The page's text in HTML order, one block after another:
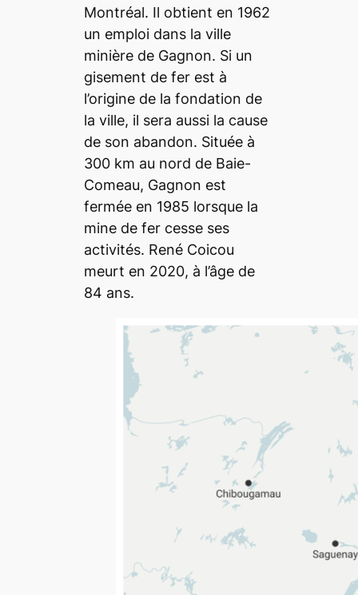
Montréal. Il obtient en 1962
un emploi dans la ville
minière de Gagnon. Si un
gisement de fer est à
l’origine de la fondation de
la ville, il sera aussi la cause
de son abandon. Située à
300 km au nord de Baie-
Comeau, Gagnon est
fermée en 1985 lorsque la
mine de fer cesse ses
activités. René Coicou
meurt en 2020, à l’âge de
84 ans.